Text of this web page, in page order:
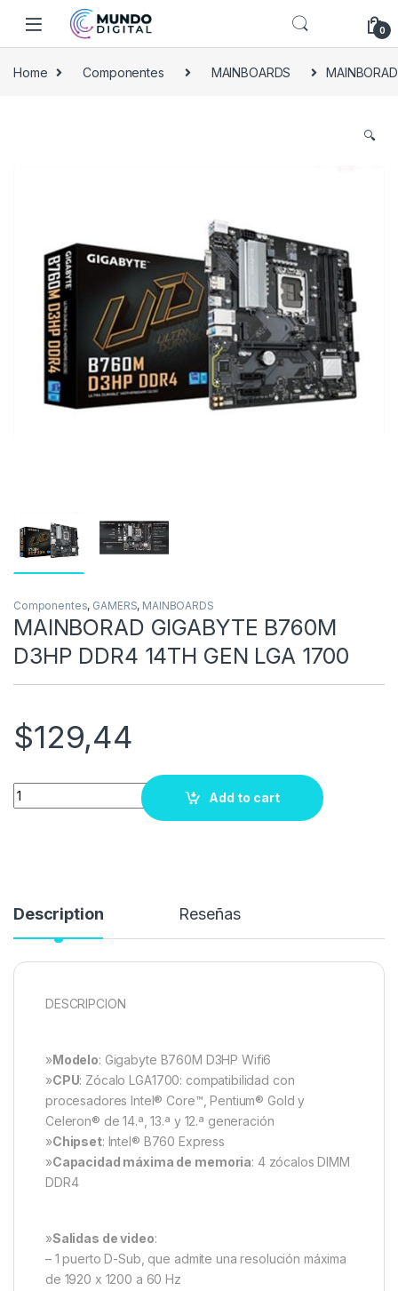
Skip to navigation
Skip to content
0
Home Componentes MAINBOARDS
🔍
Componentes, GAMERS, MAINBOARDS
MAINBORAD GIGABYTE B760M
D3HP DDR4 14TH GEN LGA 1700
$129,44
Quantity
Add to cart
Description Reseñas
DESCRIPCION
»Modelo: Gigabyte B760M D3HP Wifi6
»CPU: Zócalo LGA1700: compatibilidad con
procesadores Intel® Core™, Pentium® Gold y
Celeron® de 14.ª, 13.ª y 12.ª generación
»Chipset: Intel® B760 Express
»Capacidad máxima de memoria: 4 zócalos DIMM
DDR4
»Salidas de video:
– 1 puerto D-Sub, que admite una resolución máxima
de 1920 x 1200 a 60 Hz